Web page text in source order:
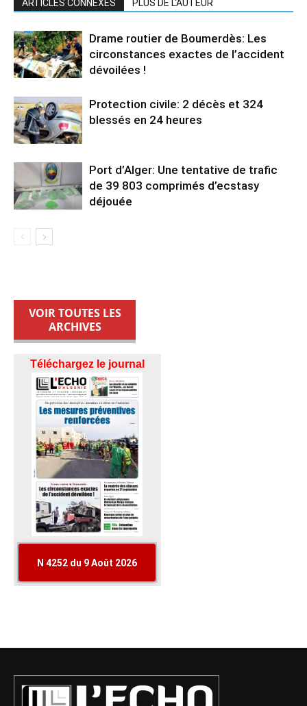
ARTICLES CONNEXES PLUS DE L'AUTEUR
Drame routier de Boumerdès: Les
circonstances exactes de l’accident
dévoilées !
Protection civile: 2 décès et 324
blessés en 24 heures
Port d’Alger: Une tentative de trafic
de 39 803 comprimés d’ecstasy
déjouée
VOIR TOUTES LES
ARCHIVES